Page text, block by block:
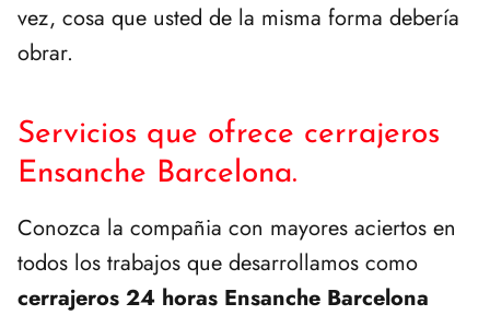
vez, cosa que usted de la misma forma debería
obrar.
Servicios que ofrece cerrajeros
Ensanche Barcelona.
Conozca la compañia con mayores aciertos en
todos los trabajos que desarrollamos como
cerrajeros 24 horas Ensanche Barcelona